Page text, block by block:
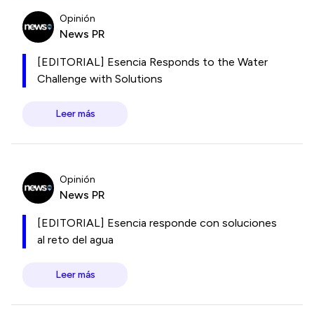
Opinión
News PR
[EDITORIAL] Esencia Responds to the Water
Challenge with Solutions
Leer más
Opinión
News PR
[EDITORIAL] Esencia responde con soluciones
al reto del agua
Leer más